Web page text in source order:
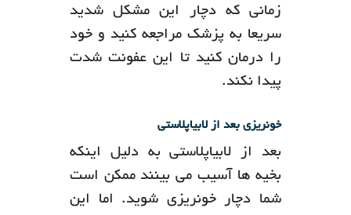
زمانی که دچار این مشکل شدید
سریعا به پزشک مراجعه کنید و خود
را درمان کنید تا این عفونت شدت
پیدا نکند.
خونریزی بعد از لابیاپلاستی
بعد از لابیاپلاستی به دلیل اینکه
بخیه ها آسیب می بینند ممکن است
شما دچار خونریزی شوید. اما این